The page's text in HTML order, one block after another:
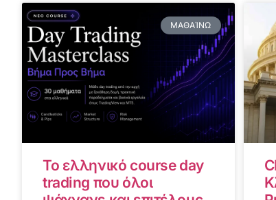
ΜΑΘΑΊΝΩ
Το ελληνικό course day
trading που όλοι